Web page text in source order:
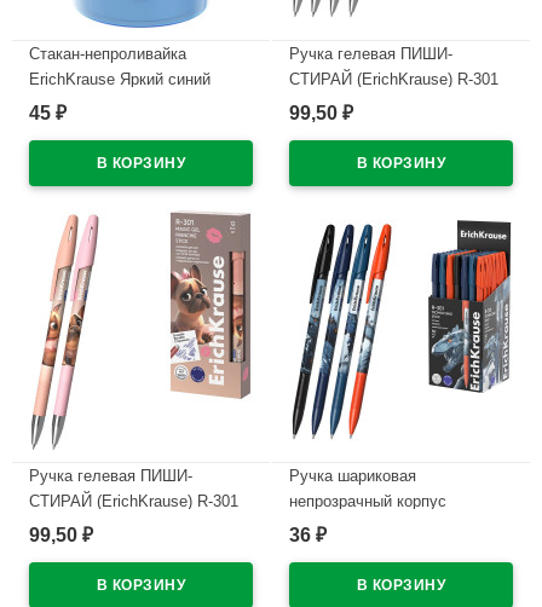
Стакан-непроливайка
ErichKrause Яркий синий
тонированный арт.64886
45 ₽
Ручка гелевая ПИШИ-
СТИРАЙ (ErichKrause) R-301
Магия Кубомир (Magic Block)
99,50 ₽
Ручка гелевая ПИШИ-
СТИРАЙ (ErichKrause) R-301
Магия Френч (Magic Frenchie)
99,50 ₽
Ручка шариковая
непрозрачный корпус
(ErichKrause) Техно Дино
арт.65178 (Ст.50)
36 ₽